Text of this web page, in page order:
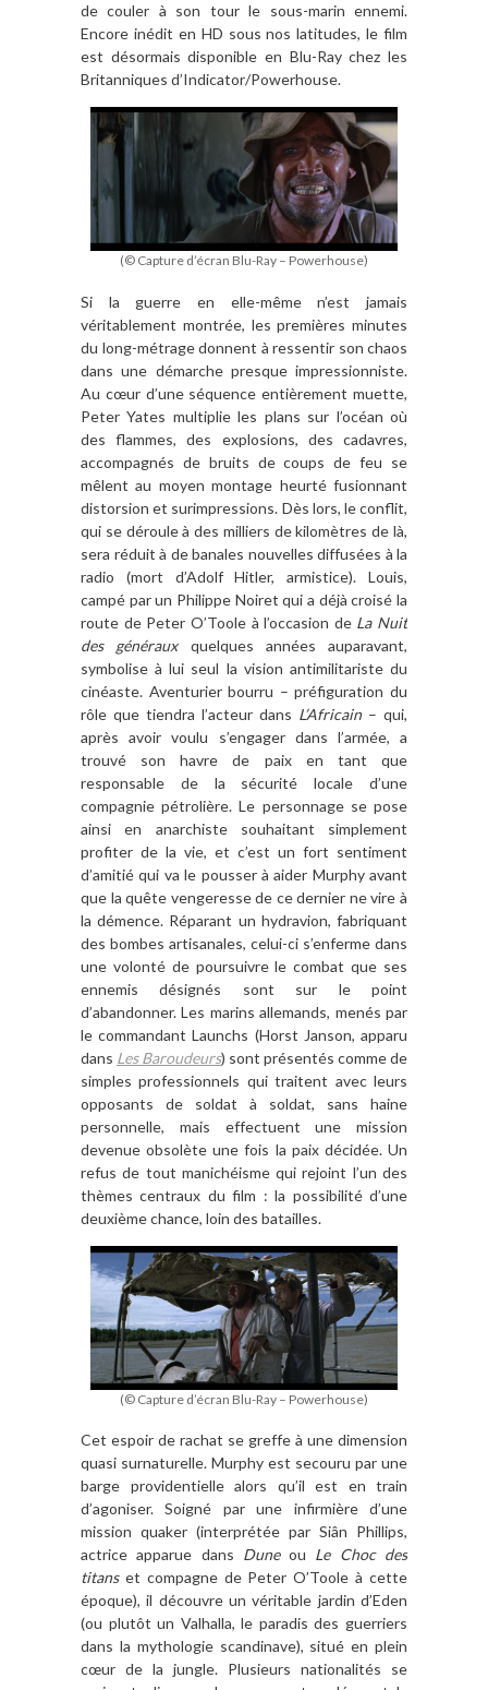
de couler à son tour le sous-marin ennemi.
Encore inédit en HD sous nos latitudes, le film
est désormais disponible en Blu-Ray chez les
Britanniques d’Indicator/Powerhouse.
(© Capture d’écran Blu-Ray – Powerhouse)
Si la guerre en elle-même n’est jamais
véritablement montrée, les premières minutes
du long-métrage donnent à ressentir son chaos
dans une démarche presque impressionniste.
Au cœur d’une séquence entièrement muette,
Peter Yates multiplie les plans sur l’océan où
des flammes, des explosions, des cadavres,
accompagnés de bruits de coups de feu se
mêlent au moyen montage heurté fusionnant
distorsion et surimpressions. Dès lors, le conflit,
qui se dérouleàdes milliers de kilomètres de là,
sera réduit à de banales nouvelles diffusées à la
radio (mort d’Adolf Hitler, armistice). Louis,
campé par un Philippe Noiret qui a déjàcroisé la
route de Peter O’Toole à l’occasion de La Nuit
des générauxquelques années auparavant,
symboliseàlui seul la vision antimilitariste du
cinéaste. Aventurier bourru – préfiguration du
rôle que tiendra l’acteur dans L’Africain– qui,
après avoir voulu s’engager dans l’armée, a
trouvé son havre de paix en tant que
responsable de la sécuritélocale d’une
compagnie pétrolière. Le personnage se pose
ainsi en anarchiste souhaitant simplement
profiter de la vie, et c’est un fort sentiment
d’amitié qui va le pousser àaider Murphy avant
que la quête vengeresse de ce dernier ne vireà
la démence. Réparant un hydravion, fabriquant
des bombes artisanales, celui-ci s’enferme dans
une volonté de poursuivre le combat que ses
ennemis désignés sont sur le point
d’abandonner. Les marins allemands, menés par
le commandant Launchs (Horst Janson, apparu
dans Les Baroudeurs) sont présentés comme de
simples professionnels qui traitent avec leurs
opposants de soldat à soldat, sans haine
personnelle, mais effectuent une mission
devenue obsolète une fois la paix décidée. Un
refus de tout manichéisme qui rejoint l’un des
thèmes centraux du film : la possibilité d’une
deuxième chance, loin des batailles.
(© Capture d’écran Blu-Ray – Powerhouse)
Cet espoir de rachat se greffe à une dimension
quasi surnaturelle. Murphy est secouru par une
barge providentielle alors qu’il est en train
d’agoniser. Soigné par une infirmière d’une
mission quaker (interprétée par Siân Phillips,
actrice apparue dans Duneou Le Choc des
titans et compagne de Peter O’Tooleàcette
époque), il découvre un véritable jardin d’Eden
(ou plutôt un Valhalla, le paradis des guerriers
dans la mythologie scandinave), situé en plein
cœur de la jungle. Plusieurs nationalités se